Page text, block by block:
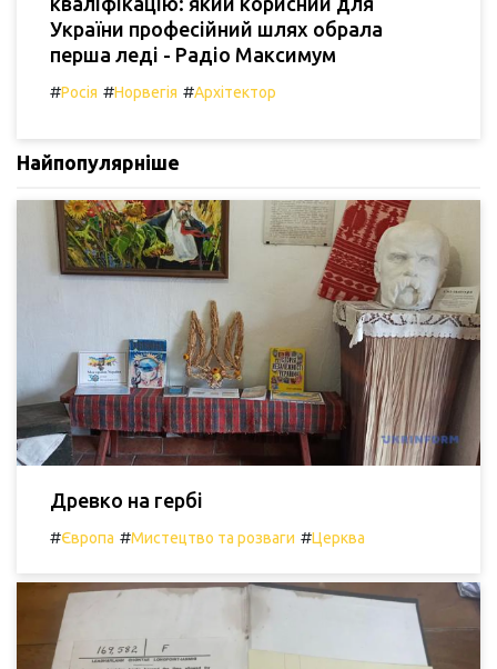
України професійний шлях обрала
перша леді - Радіо Максимум
#Росія #Норвегія #Архітектор
Найпопулярніше
Древко на гербі
#Європа #Мистецтво та розваги #Церква